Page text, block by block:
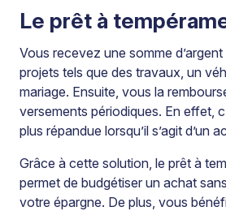
Le prêt à
Vous recevez une somme
projets tels que des travaux, un
mariage. Ensuite, vous la
versements périodiques. En effet,
plus répandue lorsqu’il s’agit d’un
Grâce à cette solution, le prêt à
permet de budgétiser un achat
votre épargne. De plus, vous